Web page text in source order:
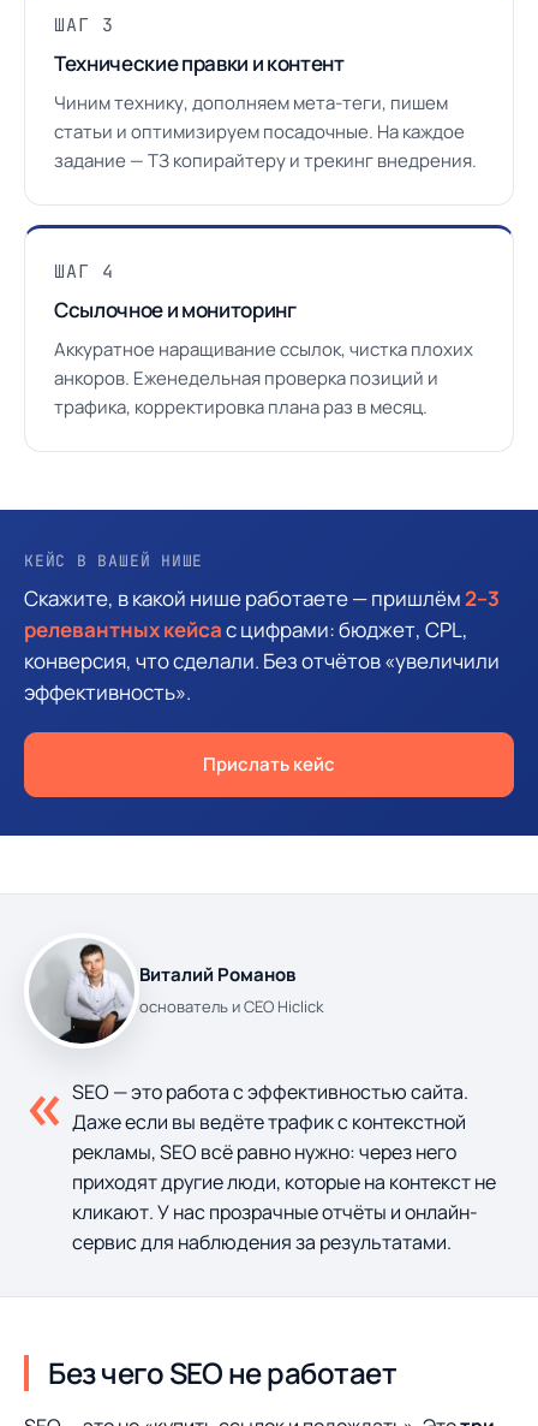
ШАГ 3
Технические правки и контент
Чиним технику, дополняем мета-теги, пишем
статьи и оптимизируем посадочные. На каждое
задание — ТЗ копирайтеру и трекинг внедрения.
ШАГ 4
Ссылочное и мониторинг
Аккуратное наращивание ссылок, чистка плохих
анкоров. Еженедельная проверка позиций и
трафика, корректировка плана раз в месяц.
КЕЙС В ВАШЕЙ НИШЕ
Скажите, в какой нише работаете — пришлём2–3
релевантных кейсас цифрами: бюджет, CPL,
конверсия, что сделали. Без отчётов «увеличили
эффективность».
Прислать кейс
Виталий Романов
основатель и CEO Hiclick
« SEO — это работа с эффективностью сайта.
Даже если вы ведёте трафик с контекстной
рекламы, SEO всё равно нужно: через него
приходят другие люди, которые на контекст не
кликают. У нас прозрачные отчёты и онлайн-
сервис для наблюдения за результатами.
Без чего SEO не работает